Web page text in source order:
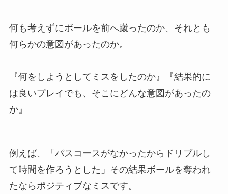
何も考えずにボールを前へ蹴ったのか、それとも
何らかの意図があったのか。
『何をしようとしてミスをしたのか』『結果的に
は良いプレイでも、そこにどんな意図があったの
か』
例えば、「パスコースがなかったからドリブルし
て時間を作ろうとした」その結果ボールを奪われ
たならポジティブなミスです。